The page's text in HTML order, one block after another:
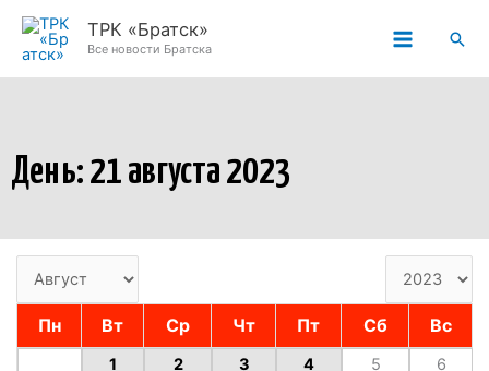
Перейти
ТРК «Братск»
Все новости Братска
День: 21 августа 2023
Пн Вт Ср Чт Пт Сб Вс
1 2 3 4 5
6